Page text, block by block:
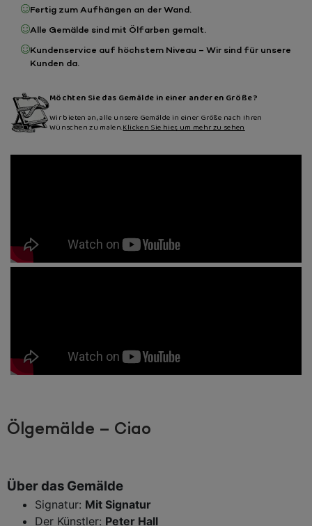
Fertig zum Aufhängen an der Wand.
Alle Gemälde sind mit Ölfarben gemalt.
Kundenservice auf höchstem Niveau – Wir sind für unsere
Kunden da.
Möchten Sie das Gemälde in einer anderen Größe?
Wir bieten an, alle unsere Gemälde in einer Größe nach Ihren
Wünschen zu malen.Klicken Sie hier, um mehr zu sehen
Ölgemälde – Ciao
Über das Gemälde
Signatur: Mit Signatur
Der Künstler: Peter Hall